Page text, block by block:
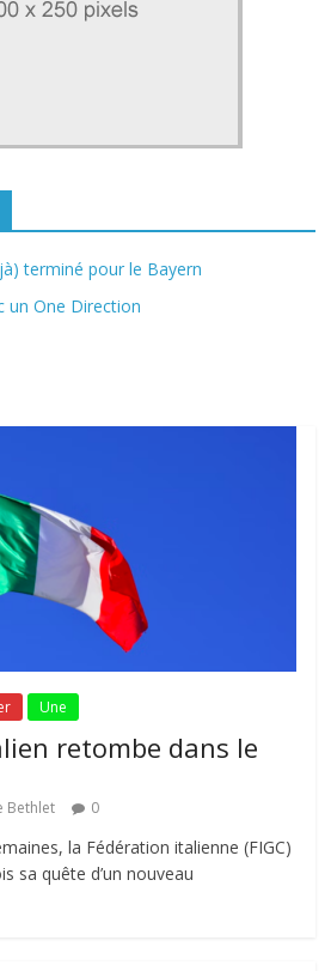
terminé pour le Bayern
un One Direction
Une
retombe dans le
Bethlet 0
la Fédération italienne (FIGC)
sa quête d’un nouveau